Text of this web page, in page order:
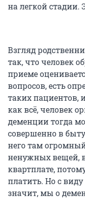
на легкой стадии.
Взгляд
так, что человек
приеме
вопросов, есть
таких пациентов,
как всё, человек
деменции тогда
совершенно в
него там
ненужных вещей,
квартплате,
платить. Но с
значит, мы о